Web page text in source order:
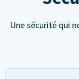
Une sécurité qui